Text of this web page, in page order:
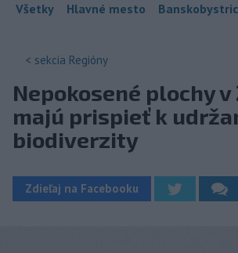
Všetky Hlavné mesto
< sekcia Regióny
Nepokosené plochy v
majú prispieť k
biodiverzity
Zdieľaj na Facebooku